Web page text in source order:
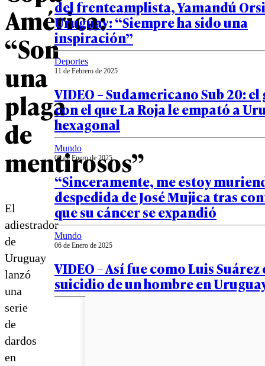
América:
“Son
una
plaga
de
mentirosos”
El
adiestrador
de
Uruguay
lanzó
una
serie
de
dardos
en
del frenteamplista, Yamandú
Uruguay: “Siempre ha sido una
inspiración”
Deportes
11 de Febrero de 2025
VIDEO – Sudamericano Sub 20:
con el que La Roja le empató a
hexagonal
Mundo
09 de Enero de 2025
“Sinceramente, me estoy
despedida de José Mujica tras
que su cáncer se expandió
Mundo
06 de Enero de 2025
VIDEO – Así fue como Luis
suicidio de un hombre en